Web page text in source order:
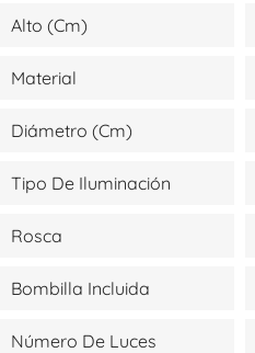
Alto (cm)
Material
Diámetro (cm)
Tipo De Iluminación
Rosca
Bombilla Incluida
Número De Luces